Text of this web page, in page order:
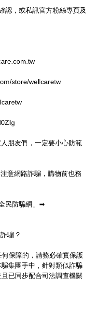
認，或私訊官方粉絲專頁及
store/wellcaretw
朋友們，一定要小心防範
意網路詐騙，購物前也務
民防騙網」➡
騙 ?
保障的，請務必確實保護
集團手中，針對類似詐騙
已同步配合司法調查機關